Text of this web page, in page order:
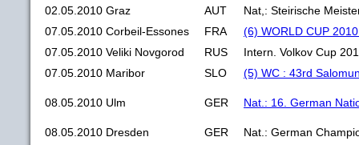
02.05.2010 Graz AUT
Nat,: Steirische
07.05.2010 Corbeil-Essones FRA
(6) WORLD CUP
07.05.2010 Veliki Novgorod RUS
Intern. Volkov Cup
07.05.2010 Maribor SLO (5) WC : 43rd
08.05.2010 Ulm GER Nat.: 16. German
08.05.2010 Dresden GER Nat.: German